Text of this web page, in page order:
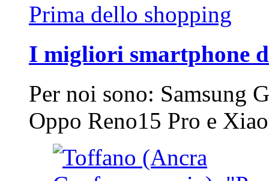
Prima dello shopping
I migliori smartphone
Per noi sono: Samsung
Oppo Reno15 Pro e